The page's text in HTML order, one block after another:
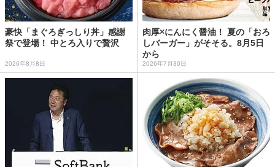
豪快「まぐろぎっしり丼」感謝
祭で登場！ 中とろ入りで贅沢
2026年8月8日
肉厚×にんにく醤油！ 夏の「おろ
しバーガー」がそそる。8月5日
から
2026年7月30日